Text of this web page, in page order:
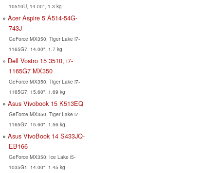
10510U, 14.00", 1.3 kg
Acer Aspire 5 A514-54G-
743J
GeForce MX350, Tiger Lake i7-
1165G7, 14.00", 1.7 kg
Dell Vostro 15 3510, i7-
1165G7 MX350
GeForce MX350, Tiger Lake i7-
1165G7, 15.60", 1.69 kg
Asus Vivobook 15 K513EQ
GeForce MX350, Tiger Lake i7-
1165G7, 15.60", 1.56 kg
Asus VivoBook 14 S433JQ-
EB166
GeForce MX350, Ice Lake i5-
1035G1, 14.00", 1.45 kg